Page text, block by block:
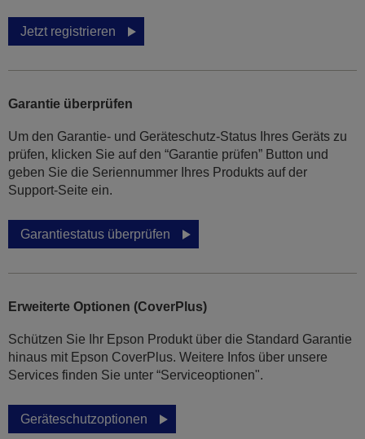
Jetzt registrieren
Garantie überprüfen
Um den Garantie- und Geräteschutz-Status Ihres Geräts zu
prüfen, klicken Sie auf den “Garantie prüfen” Button und
geben Sie die Seriennummer Ihres Produkts auf der
Support-Seite ein.
Garantiestatus überprüfen
Erweiterte Optionen (CoverPlus)
Schützen Sie Ihr Epson Produkt über die Standard Garantie
hinaus mit Epson CoverPlus. Weitere Infos über unsere
Services finden Sie unter “Serviceoptionen".
Geräteschutzoptionen